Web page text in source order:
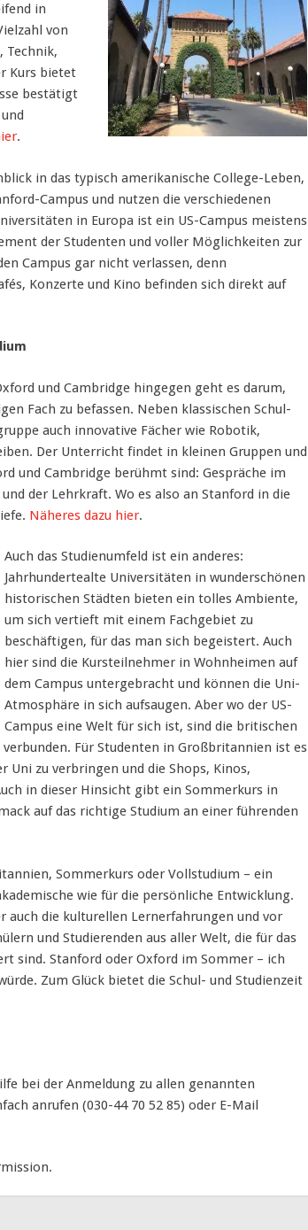
in
von
Technik,
Kurs bietet
bestätigt
.
in das typisch amerikanische College-Leben,
Campus und nutzen die verschiedenen
in Europa ist ein US-Campus meistens
der Studenten und voller Möglichkeiten zur
Campus gar nicht verlassen, denn
Konzerte und Kino befinden sich direkt auf
und Cambridge hingegen geht es darum,
Fach zu befassen. Neben klassischen Schul-
auch innovative Fächer wie Robotik,
Der Unterricht findet in kleinen Gruppen und
und Cambridge berühmt sind: Gespräche im
der Lehrkraft. Wo es also an Stanford in die
Näheres dazu hier.
Auch das Studienumfeld ist ein anderes:
Jahrhundertealte Universitäten in wunderschönen
historischen Städten bieten ein tolles Ambiente,
um sich vertieft mit einem Fachgebiet zu
beschäftigen, für das man sich begeistert. Auch
hier sind die Kursteilnehmer in Wohnheimen auf
dem Campus untergebracht und können die Uni-
Atmosphäre in sich aufsaugen. Aber wo der US-
Campus eine Welt für sich ist, sind die britischen
Für Studenten in Großbritannien ist es
zu verbringen und die Shops, Kinos,
in dieser Hinsicht gibt ein Sommerkurs in
auf das richtige Studium an einer führenden
Sommerkurs oder Vollstudium – ein
wie für die persönliche Entwicklung.
auch die kulturellen Lernerfahrungen und vor
und Studierenden aus aller Welt, die für das
sind. Stanford oder Oxford im Sommer – ich
Zum Glück bietet die Schul- und Studienzeit
bei der Anmeldung zu allen genannten
anrufen (030-44 70 52 85) oder E-Mail